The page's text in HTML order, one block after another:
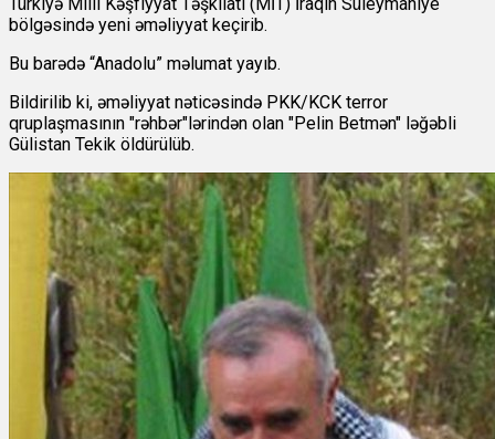
Türkiyə Milli Kəşfiyyat Təşkilatı (MİT) İraqın Süleymaniye
bölgəsində yeni əməliyyat keçirib.
Bu barədə “Anadolu” məlumat yayıb.
Bildirilib ki, əməliyyat nəticəsində PKK/KCK terror
qruplaşmasının "rəhbər"lərindən olan "Pelin Betmən" ləğəbli
Gülistan Tekik öldürülüb.